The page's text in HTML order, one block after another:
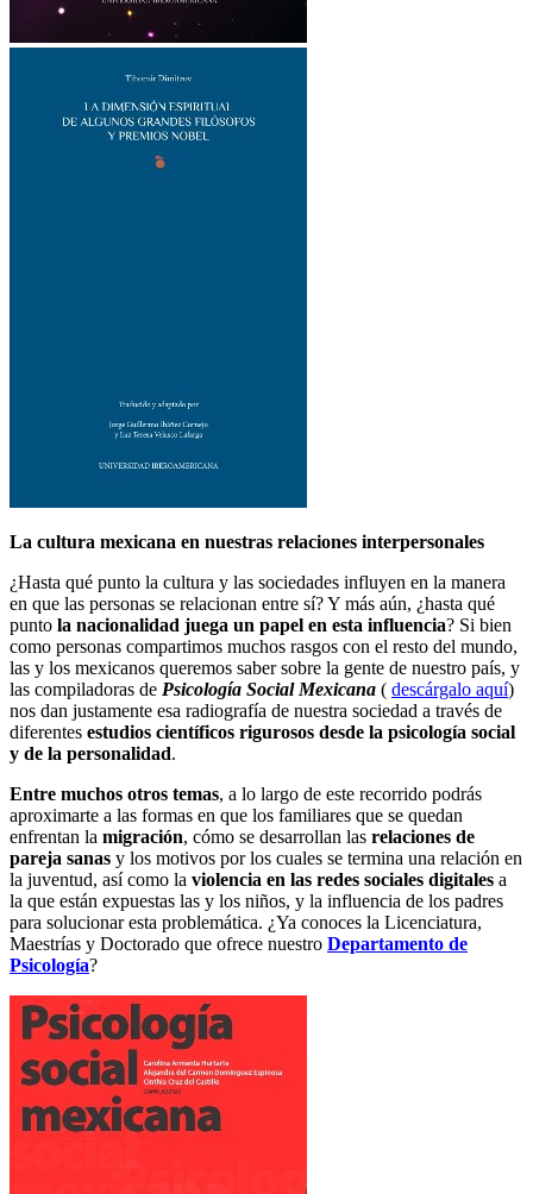
La cultura mexicana en nuestras relaciones interpersonales
¿Hasta qué punto la cultura y las sociedades influyen en la manera
en que las personas se relacionan entre sí? Y más aún, ¿hasta qué
punto la nacionalidad juega un papel en esta influencia? Si bien
como personas compartimos muchos rasgos con el resto del mundo,
las y los mexicanos queremos saber sobre la gente de nuestro país, y
las compiladoras de Psicología Social Mexicana ( descárgalo aquí)
nos dan justamente esa radiografía de nuestra sociedad a través de
diferentes estudios científicos rigurosos desde la psicología social
y de la personalidad.
Entre muchos otros temas, a lo largo de este recorrido podrás
aproximarte a las formas en que los familiares que se quedan
enfrentan la migración, cómo se desarrollan las relaciones de
pareja sanas y los motivos por los cuales se termina una relación en
la juventud, así como la violencia en las redes sociales digitales a
la que están expuestas las y los niños, y la influencia de los padres
para solucionar esta problemática. ¿Ya conoces la Licenciatura,
Maestrías y Doctorado que ofrece nuestro Departamento de
Psicología?